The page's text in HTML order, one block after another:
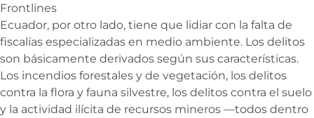
Frontlines
Ecuador, por otro lado, tiene que lidiar con la falta de
fiscalías especializadas en medio ambiente. Los delitos
son básicamente derivados según sus características.
Los incendios forestales y de vegetación, los delitos
contra la flora y fauna silvestre, los delitos contra el suelo
y la actividad ilícita de recursos mineros —todos dentro